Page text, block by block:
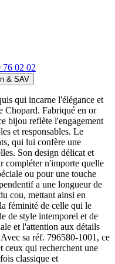
76 02 02
& SAV
qui incarne l'élégance et
Chopard. Fabriqué en or
bijou reflète l'engagement
et responsables. Le
qui lui confère une
Son design délicat et
compléter n'importe quelle
ou pour une touche
a une longueur de
cou, mettant ainsi en
féminité de celle qui le
de style intemporel et de
et l'attention aux détails
sa réf. 796580-1001, ce
ceux qui recherchent une
classique et